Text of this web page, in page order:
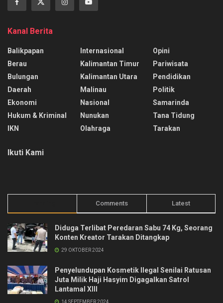
Kanal Berita
Balikpapan
Berau
Bulungan
Daerah
Ekonomi
Hukum & Kriminal
IKN
Internasional
Kalimantan Timur
Kalimantan Utara
Malinau
Nasional
Nunukan
Olahraga
Opini
Pariwisata
Pendidikan
Politik
Samarinda
Tana Tidung
Tarakan
Ikuti Kami
Comments Latest
Diduga Terlibat Peredaran Sabu 74 Kg, Seorang
Konten Kreator Tarakan Ditangkap
29 OKTOBER 2024
Penyelundupan Kosmetik Ilegal Senilai Ratusan
Juta Milik Haji Hasyim Digagalkan Satrol
Lantamal XIII
14 SEPTEMBER 2024